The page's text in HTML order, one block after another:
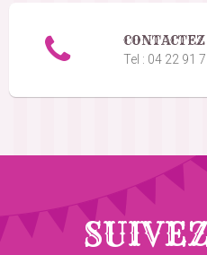
Tel : 04 22 91